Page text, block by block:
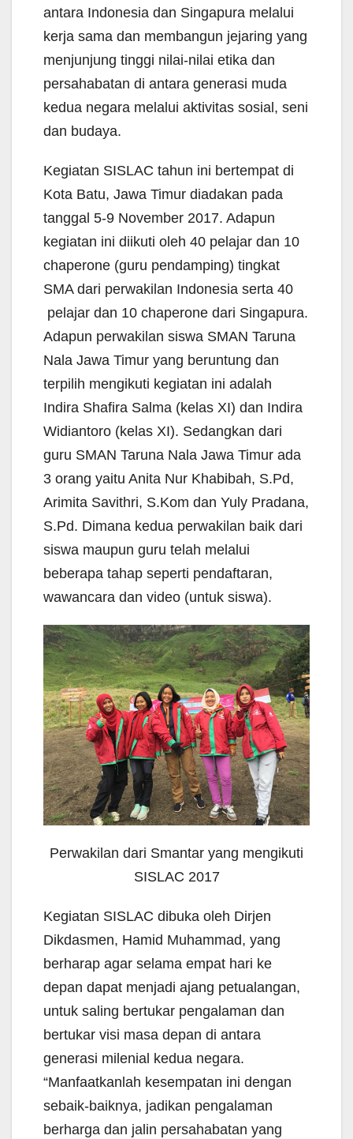
antara Indonesia dan Singapura melalui
kerja sama dan membangun jejaring yang
menjunjung tinggi nilai-nilai etika dan
persahabatan di antara generasi muda
kedua negara melalui aktivitas sosial, seni
dan budaya.
Kegiatan SISLAC tahun ini bertempat di
Kota Batu, Jawa Timur diadakan pada
tanggal 5-9 November 2017. Adapun
kegiatan ini diikuti oleh 40 pelajar dan 10
chaperone (guru pendamping) tingkat
SMA dari perwakilan Indonesia serta 40
pelajar dan 10 chaperone dari Singapura.
Adapun perwakilan siswa SMAN Taruna
Nala Jawa Timur yang beruntung dan
terpilih mengikuti kegiatan ini adalah
Indira Shafira Salma (kelas XI) dan Indira
Widiantoro (kelas XI). Sedangkan dari
guru SMAN Taruna Nala Jawa Timur ada
3 orang yaitu Anita Nur Khabibah, S.Pd,
Arimita Savithri, S.Kom dan Yuly Pradana,
S.Pd. Dimana kedua perwakilan baik dari
siswa maupun guru telah melalui
beberapa tahap seperti pendaftaran,
wawancara dan video (untuk siswa).
Perwakilan dari Smantar yang mengikuti
SISLAC 2017
Kegiatan SISLAC dibuka oleh Dirjen
Dikdasmen, Hamid Muhammad, yang
berharap agar selama empat hari ke
depan dapat menjadi ajang petualangan,
untuk saling bertukar pengalaman dan
bertukar visi masa depan di antara
generasi milenial kedua negara.
“Manfaatkanlah kesempatan ini dengan
sebaik-baiknya, jadikan pengalaman
berharga dan jalin persahabatan yang